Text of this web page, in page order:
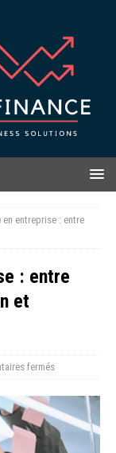
entreprise : entre
: entre
et
fermés